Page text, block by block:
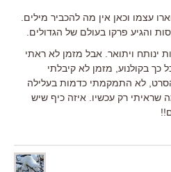
עצמו וכאן אין מה להכביר מילים.
והגיע פרקו בעולם של הגדולים.
ינותח ויתואר. אבל מזמן לא ראתי
כך בקולנוע, מזמן לא קיבלתי
לא התמקמתי כדמות בעלילה
שראיתי רק עכשיו. איזה כיף שיש